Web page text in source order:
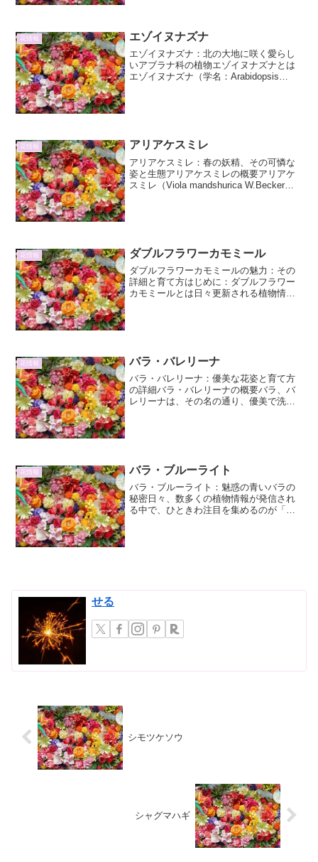
花情報 エゾイヌナズナ
エゾイヌナズナ：北の大地に咲く愛らし
いアブラナ科の植物エゾイヌナズナとは
エゾイヌナズナ（学名：Arabidopsis
花情報 アリアケスミレ
アリアケスミレ：春の妖精、その可憐な
姿と生態アリアケスミレの概要アリアケ
スミレ（Viola mandshurica W.Becker
花情報 ダブルフラワーカモミール
ダブルフラワーカモミールの魅力：その
詳細と育て方はじめに：ダブルフラワー
カモミールとは日々更新される植物情報
花情報 バラ・バレリーナ
バラ・バレリーナ：優美な花姿と育て方
の詳細バラ・バレリーナの概要バラ、バ
レリーナは、その名の通り、優美で洗練
花情報 バラ・ブルーライト
バラ・ブルーライト：魅惑の青いバラの
秘密日々、数多くの植物情報が発信され
る中で、ひときわ注目を集めるのが「バ
せる
シモツケソウ
シャグマハギ